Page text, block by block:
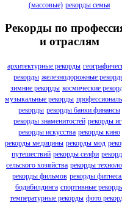
(массовые) рекорды семья
Рекорды по
и отраслям
архитектурные рекорды
рекорды железнодорожные
зимние рекорды космические
музыкальные рекорды
рекорды рекорды банки финансы
рекорды знаменитостей рекорды
рекорды искусства рекорды кино
рекорды медицины рекорды мод
путешествий рекорды селфи
сельского хозяйства рекорды
рекорды фильмов рекорды
бодибилдинга спортивные
температурные рекорды фото